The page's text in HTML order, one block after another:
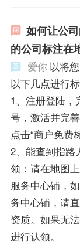
如何让公
的公司标注在
爱你 以将
以下几点进行标
1、注册登陆，
号，激活并完
点击“商户免费
2、能查到指路
领：请在地图
服务中心铺，
务中心铺，请
资质。如果无
进行认领。